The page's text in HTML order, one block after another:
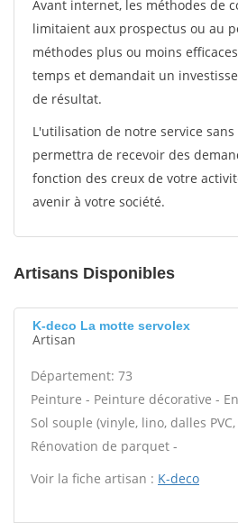
Avant internet, les méthodes de
limitaient aux prospectus ou au
méthodes plus ou moins
temps et demandait un
de résultat.
L'utilisation de notre service
permettra de recevoir des
fonction des creux de votre
avenir à votre société.
Artisans Disponibles
K-deco La motte servolex
Artisan
Département: 73
Peinture - Peinture décorative -
Sol souple (vinyle, lino, dalles
Rénovation de parquet -
Voir la fiche artisan : K-deco